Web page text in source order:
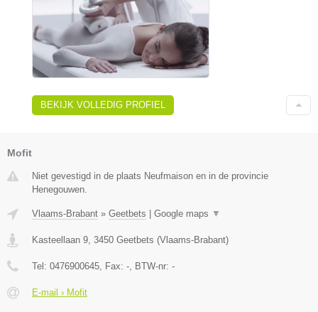
BEKIJK VOLLEDIG PROFIEL
Mofit
Niet gevestigd in de plaats Neufmaison en in de provincie
Henegouwen.
Vlaams-Brabant » Geetbets | Google maps ▼
Kasteellaan 9 3450 Geetbets (Vlaams-Brabant)
Tel: 0476900645 , Fax: - , BTW-nr: -
E-mail › Mofit